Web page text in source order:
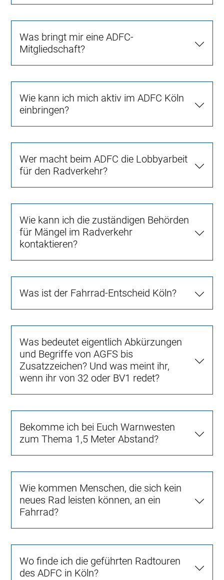
Was bringt mir eine ADFC-
Mitgliedschaft?
Wie kann ich mich aktiv im ADFC Köln
einbringen?
Wer macht beim ADFC die Lobbyarbeit
für den Radverkehr?
Wie kann ich die zuständigen Behörden
für Mängel im Radverkehr
kontaktieren?
Was ist der Fahrrad-Entscheid Köln?
Was bedeutet eigentlich Abkürzungen
und Begriffe von AGFS bis
Zusatzzeichen? Und was meint ihr,
wenn ihr von 32 oder BV1 redet?
Bekomme ich bei Euch Warnwesten
zum Thema 1,5 Meter Abstand?
Wie kommen Menschen, die sich kein
neues Rad leisten können, an ein
Fahrrad?
Wo finde ich die geführten Radtouren
des ADFC in Köln?